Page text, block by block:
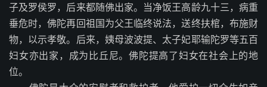
子及罗侯罗，后来都随佛出家。当净饭王高龄九十三，病重
垂危时，佛陀再回祖国为父王临终说法，送终扶棺，布施财
物，以示孝敬。后来，姨母波波提、太子妃耶输陀罗等五百
妇女亦出家，成为比丘尼。佛陀提高了妇女在社会上的地
位。